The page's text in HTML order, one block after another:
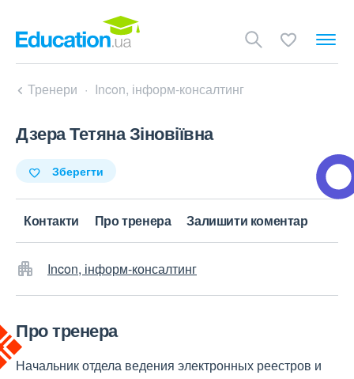
Тренери Incon, інформ-консалтинг
Дзера Тетяна Зіновіївна
Зберегти
Контакти Про тренера Залишити коментар
Incon, інформ-консалтинг
Про тренера
Начальник отдела ведения электронных реестров и